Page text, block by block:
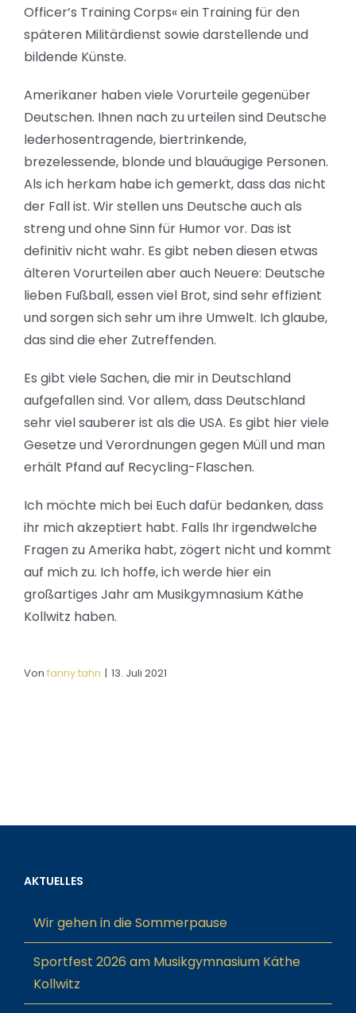
Officer’s Training Corps« ein Training für den
späteren Militärdienst sowie darstellende und
bildende Künste.
Amerikaner haben viele Vorurteile gegenüber
Deutschen. Ihnen nach zu urteilen sind Deutsche
lederhosentragende, biertrinkende,
brezelessende, blonde und blauäugige Personen.
Als ich herkam habe ich gemerkt, dass das nicht
der Fall ist. Wir stellen uns Deutsche auch als
streng und ohne Sinn für Humor vor. Das ist
definitiv nicht wahr. Es gibt neben diesen etwas
älteren Vorurteilen aber auch Neuere: Deutsche
lieben Fußball, essen viel Brot, sind sehr effizient
und sorgen sich sehr um ihre Umwelt. Ich glaube,
das sind die eher Zutreffenden.
Es gibt viele Sachen, die mir in Deutschland
aufgefallen sind. Vor allem, dass Deutschland
sehr viel sauberer ist als die USA. Es gibt hier viele
Gesetze und Verordnungen gegen Müll und man
erhält Pfand auf Recycling-Flaschen.
Ich möchte mich bei Euch dafür bedanken, dass
ihr mich akzeptiert habt. Falls Ihr irgendwelche
Fragen zu Amerika habt, zögert nicht und kommt
auf mich zu. Ich hoffe, ich werde hier ein
großartiges Jahr am Musikgymnasium Käthe
Kollwitz haben.
Von fanny.tahn | 13. Juli 2021
AKTUELLES
Wir gehen in die Sommerpause
Sportfest 2026 am Musikgymnasium Käthe
Kollwitz